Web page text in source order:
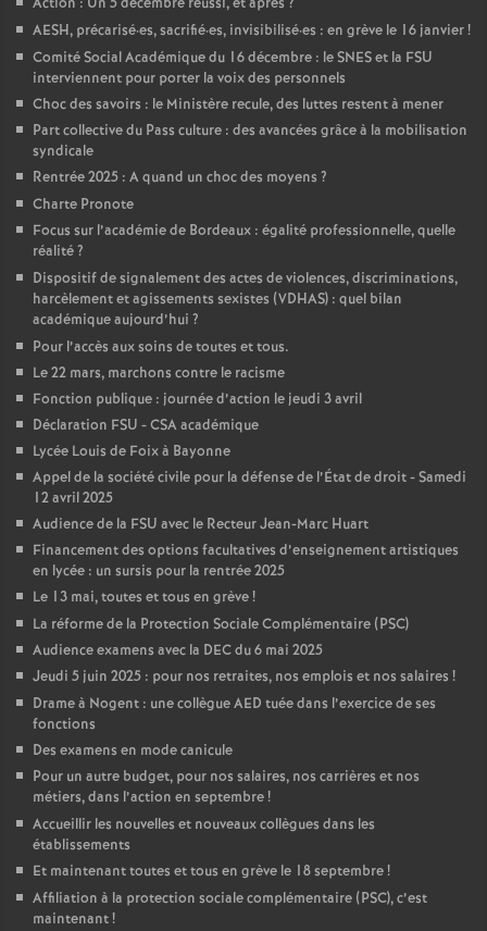
AESH, précarisé·es, sacrifié·es, invisibilisé·es : en grève le 16 janvier!
Comité Social Académique du 16 décembre : le SNES et la FSU
interviennent pour porter la voix des personnels
Choc des savoirs : le Ministère recule, des luttes restent à mener
Part collective du Pass culture : des avancées grâce à la mobilisation
syndicale
Rentrée 2025 : A quand un choc des moyens ?
Charte Pronote
Focus sur l’académie de Bordeaux : égalité professionnelle, quelle
réalité?
Dispositif de signalement des actes de violences, discriminations,
harcèlement et agissements sexistes (VDHAS) : quel bilan
académique aujourd’hui ?
Pour l’accès aux soins de toutes et tous.
Le 22 mars, marchons contre le racisme
Fonction publique : journée d’action le jeudi 3 avril
Déclaration FSU - CSA académique
Lycée Louis de Foix à Bayonne
Appel de la société civile pour la défense de l’État de droit - Samedi
12 avril 2025
Audience de la FSU avec le Recteur Jean-Marc Huart
Financement des options facultatives d’enseignement artistiques
en lycée : un sursis pour la rentrée 2025
Le 13 mai, toutes et tous en grève!
La réforme de la Protection Sociale Complémentaire (PSC)
Audience examens avec la DEC du 6 mai 2025
Jeudi 5 juin 2025 : pour nos retraites, nos emplois et nos salaires !
Drame à Nogent : une collègue AED tuée dans l’exercice de ses
fonctions
Des examens en mode canicule
Pour un autre budget, pour nos salaires, nos carrières et nos
métiers, dans l’action en septembre!
Accueillir les nouvelles et nouveaux collègues dans les
établissements
Et maintenant toutes et tous en grève le 18 septembre!
Affiliation à la protection sociale complémentaire (PSC), c’est
maintenant!